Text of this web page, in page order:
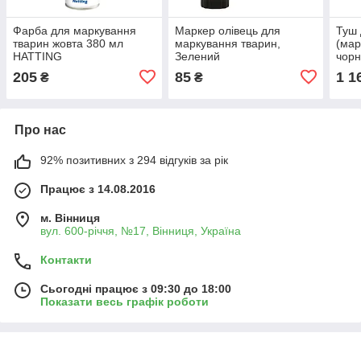
Фарба для маркування
тварин жовта 380 мл
HATTING
205 ₴
Маркер олівець для
маркування тварин,
Зелений
85₴
Туш
1
Про нас
92% позитивних з 294 відгуків за рік
Працює з 14.08.2016
м. Вінниця
вул. 600-річчя, №17, Вінниця, Україна
Контакти
Сьогодні працює з 09:30 до 18:00
Показати весь графік роботи